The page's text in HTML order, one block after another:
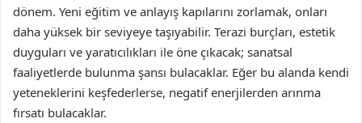
dönem. Yeni eğitim ve anlayış kapılarını zorlamak, onları
daha yüksek bir seviyeye taşıyabilir. Terazi burçları, estetik
duyguları ve yaratıcılıkları ile öne çıkacak; sanatsal
faaliyetlerde bulunma şansı bulacaklar. Eğer bu alanda kendi
yeteneklerini keşfederlerse, negatif enerjilerden arınma
fırsatı bulacaklar.